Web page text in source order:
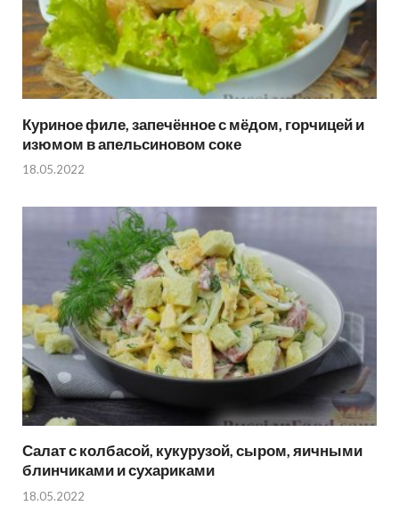
Куриное филе, запечённое с мёдом, горчицей и
изюмом в апельсиновом соке
18.05.2022
Салат с колбасой, кукурузой, сыром, яичными
блинчиками и сухариками
18.05.2022